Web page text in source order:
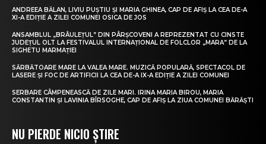
ANDREEA BĂLAN, LIVIU PUȘTIU ȘI MARIA GHINEA, CAP DE AFIȘ LA CEA DE-A
XI-A EDIȚIE A ZILEI COMUNEI OSICA DE JOS
ANSAMBLUL „BRÂULEȚUL” DIN PÂRȘCOVENI A REPREZENTAT CU CINSTE
JUDEȚUL OLT LA FESTIVALUL INTERNAȚIONAL DE FOLCLOR „MARA” DE LA
SIGHETU MARMAȚIEI
SĂRBĂTOARE MARE LA VALEA MARE. MUZICĂ POPULARĂ, SPECTACOL DE
LASERE ȘI FOC DE ARTIFICII LA CEA DE-A IX-A EDIȚIE A ZILEI COMUNEI
SERBARE CÂMPENEASCĂ DE ZILE MARI. IRINA MARIA BIROU, MARIA
CONSTANTIN ȘI LAVINIA BÎRSOGHE, CAP DE AFIȘ LA ZIUA COMUNEI BĂRĂȘTI
NU PIERDE NICIO ȘTIRE